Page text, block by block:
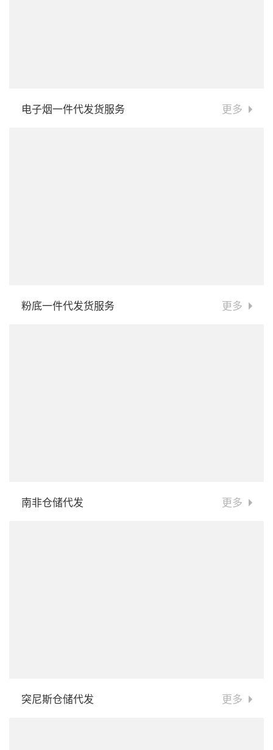
电子烟一件代发货服务 更多
粉底一件代发货服务 更多
南非仓储代发 更多
突尼斯仓储代发 更多